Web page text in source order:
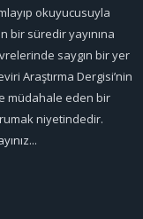
okuyucusuyla
bir süredir yayınına
saygın bir yer
Araştırma Dergisi’nin
müdahale eden bir
niyetindedir.